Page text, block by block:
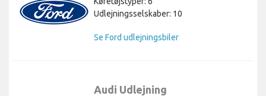
Udlejningsselskaber: 10
Se Ford udlejningsbiler
Audi Udlejning